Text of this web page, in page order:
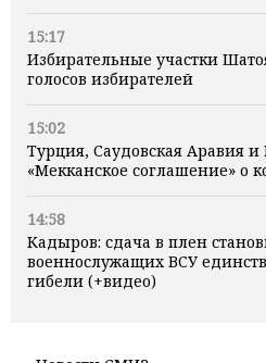
15:17
Избирательные участки
голосов избирателей
15:02
Турция, Саудовская Аравия
«Мекканское соглашение» о
14:58
Кадыров: сдача в плен
военнослужащих ВСУ
гибели (+видео)